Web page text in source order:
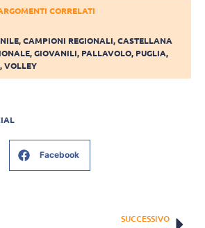
CORRELATI
,CAMPIONI REGIONALI,CASTELLANA
,GIOVANILI, PALLAVOLO, PUGLIA,
,VOLLEY
Facebook
SUCCESSIVO